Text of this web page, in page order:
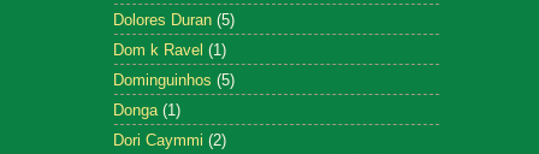
Dolores Duran (5)
Dom k Ravel (1)
Dominguinhos (5)
Donga (1)
Dori Caymmi (2)